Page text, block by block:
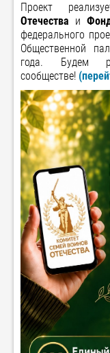
Проект
Отечества и
федерального
Общественной
года. Будем
сообществе!